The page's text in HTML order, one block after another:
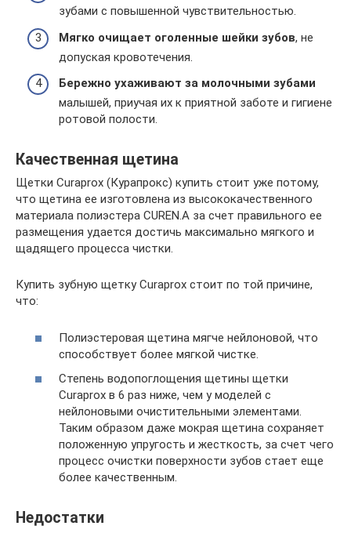
зубами с повышенной чувствительностью.
Мягко очищает оголенные шейки зубов, не
допуская кровотечения.
Бережно ухаживают за молочными зубами
малышей, приучая их к приятной заботе и гигиене
ротовой полости.
Качественная щетина
Щетки Curaprox (Курапрокс) купить стоит уже потому,
что щетина ее изготовлена из высококачественного
материала полиэстера CUREN.А за счет правильного ее
размещения удается достичь максимально мягкого и
щадящего процесса чистки.
Купить зубную щетку Curaprox стоит по той причине,
что:
Полиэстеровая щетина мягче нейлоновой, что
способствует более мягкой чистке.
Степень водопоглощения щетины щетки
Curaprox в 6 раз ниже, чем у моделей с
нейлоновыми очистительными элементами.
Таким образом даже мокрая щетина сохраняет
положенную упругость и жесткость, за счет чего
процесс очистки поверхности зубов стает еще
более качественным.
Недостатки